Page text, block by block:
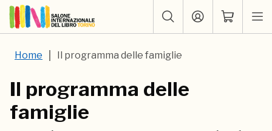
Home Il programma delle famiglie
Il programma delle
famiglie